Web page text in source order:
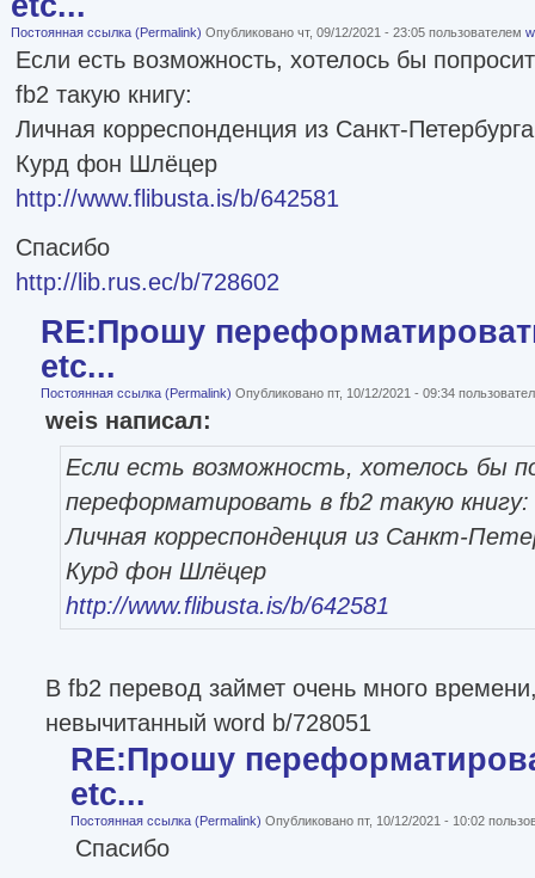
Постоянная ссылка (Permalink) Опубликовано чт, 09/12/2021 - 23:05 пользователем
Если есть возможность, хотелось бы
fb2 такую книгу:
Личная корреспонденция из Санкт-
Курд фон Шлёцер
http://www.flibusta.is/b/642581
Спасибо
http://lib.rus.ec/b/728602
RE:Прошу
etc...
Постоянная ссылка (Permalink) Опубликовано пт, 10/12/2021 - 09:34
weis написал:
Если есть возможность, хотелось бы
переформатировать в fb2 такую книгу:
Личная корреспонденция из Санкт-
Курд фон Шлёцер
http://www.flibusta.is/b/642581
В fb2 перевод займет очень много
невычитанный word b/728051
RE:Прошу
etc...
Постоянная ссылка (Permalink) Опубликовано пт, 10/12/2021 - 10:02
Спасибо